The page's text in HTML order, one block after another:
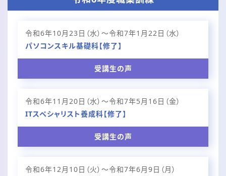
令和6年10月23日（水）～令和7年1月22日（水）
パソコンスキル基礎科【修了】
受講生の声
令和6年11月20日（水）～令和7年5月16日（金）
ITスペシャリスト養成科【修了】
受講生の声
令和6年12月10日（火）～令和7年6月9日（月）